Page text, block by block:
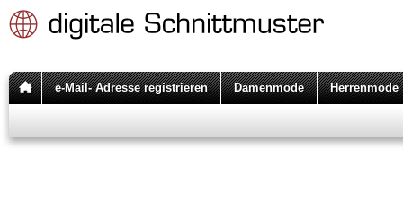
e-Mail- Adresse registrieren Damenmode Herrenmode